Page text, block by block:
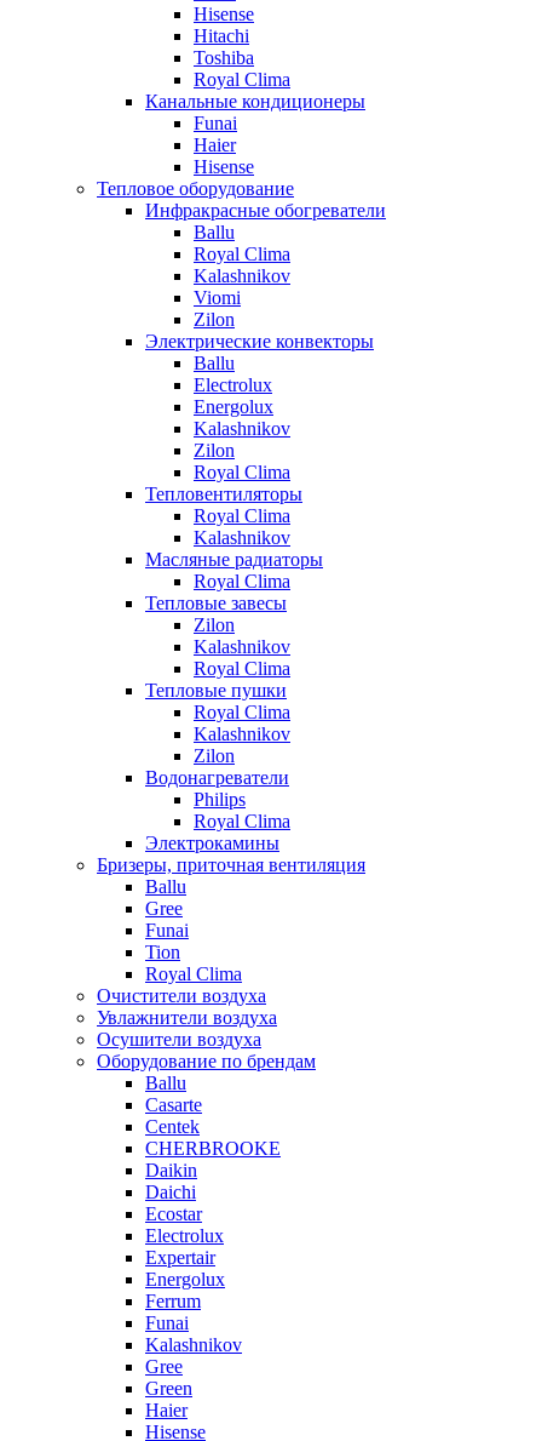
Hisense
Hitachi
Toshiba
Royal Clima
Канальные кондиционеры
Funai
Haier
Hisense
Тепловое оборудование
Инфракрасные обогреватели
Ballu
Royal Clima
Kalashnikov
Viomi
Zilon
Электрические конвекторы
Ballu
Electrolux
Energolux
Kalashnikov
Zilon
Royal Clima
Тепловентиляторы
Royal Clima
Kalashnikov
Масляные радиаторы
Royal Clima
Тепловые завесы
Zilon
Kalashnikov
Royal Clima
Тепловые пушки
Royal Clima
Kalashnikov
Zilon
Водонагреватели
Philips
Royal Clima
Электрокамины
Бризеры, приточная вентиляция
Ballu
Gree
Funai
Tion
Royal Clima
Очистители воздуха
Увлажнители воздуха
Осушители воздуха
Оборудование по брендам
Ballu
Casarte
Centek
CHERBROOKE
Daikin
Daichi
Ecostar
Electrolux
Expertair
Energolux
Ferrum
Funai
Kalashnikov
Gree
Grеen
Haier
Hisense